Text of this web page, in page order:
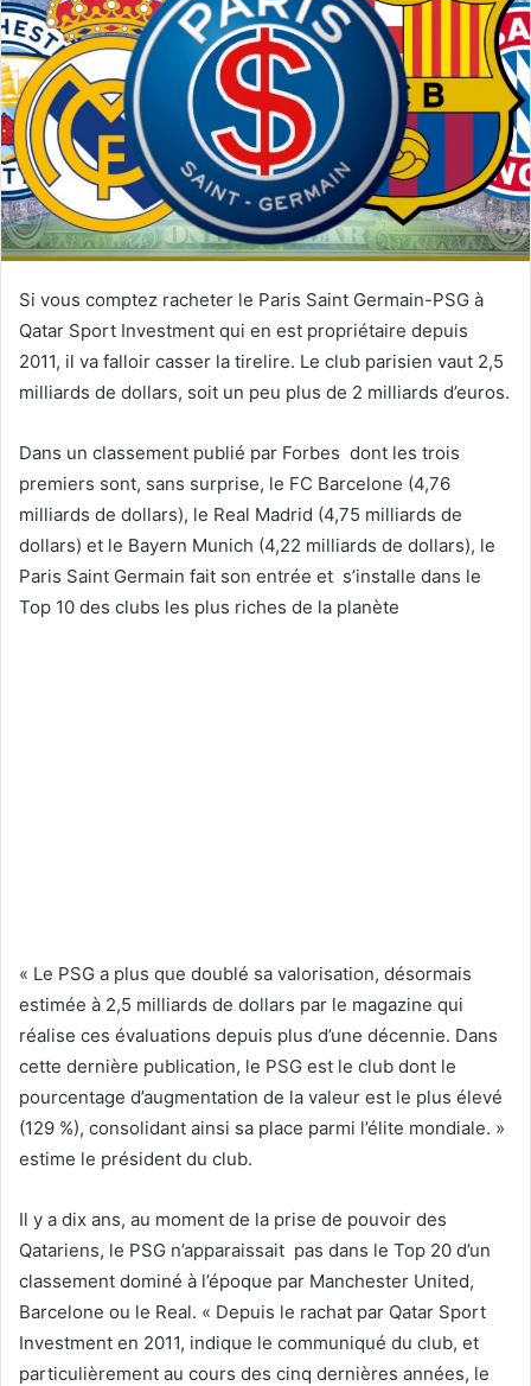
Si vous comptez racheter le Paris Saint Germain-PSG à
Qatar Sport Investment qui en est propriétaire depuis
2011, il va falloir casser la tirelire. Le club parisien vaut 2,5
milliards de dollars, soit un peu plus de 2 milliards d’euros.
Dans un classement publié par Forbes dont les trois
premiers sont, sans surprise, le FC Barcelone (4,76
milliards de dollars), le Real Madrid (4,75 milliards de
dollars) et le Bayern Munich (4,22 milliards de dollars), le
Paris Saint Germain fait son entrée et s’installe dans le
Top 10 des clubs les plus riches de la planète
« Le PSG a plus que doublé sa valorisation, désormais
estimée à 2,5 milliards de dollars par le magazine qui
réalise ces évaluations depuis plus d’une décennie. Dans
cette dernière publication, le PSG est le club dont le
pourcentage d’augmentation de la valeur est le plus élevé
(129 %), consolidant ainsi sa place parmi l’élite mondiale. »
estime le président du club.
Il y a dix ans, au moment de la prise de pouvoir des
Qatariens, le PSG n’apparaissait pas dans le Top 20 d’un
classement dominé à l’époque par Manchester United,
Barcelone ou le Real. « Depuis le rachat par Qatar Sport
Investment en 2011, indique le communiqué du club, et
particulièrement au cours des cinq dernières années, le